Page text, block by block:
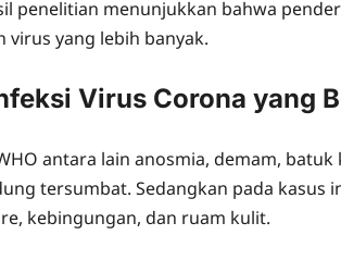
penelitian menunjukkan bahwa
virus yang lebih banyak.
Virus Corona yang
antara lain anosmia, demam, batuk
tersumbat. Sedangkan pada kasus
kebingungan, dan ruam kulit.